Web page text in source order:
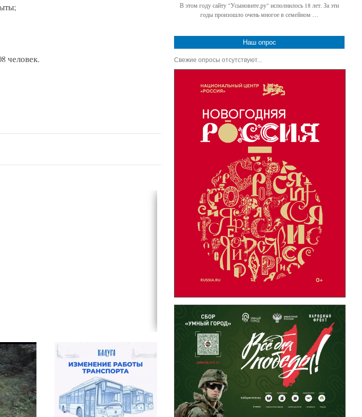
человек.
В этом году сайту "Усыновите.ру" исполнилось 18 лет. За эти
годы произошло очень многое в семейном …
Наш опрос
Свежие опросы отсутствуют...